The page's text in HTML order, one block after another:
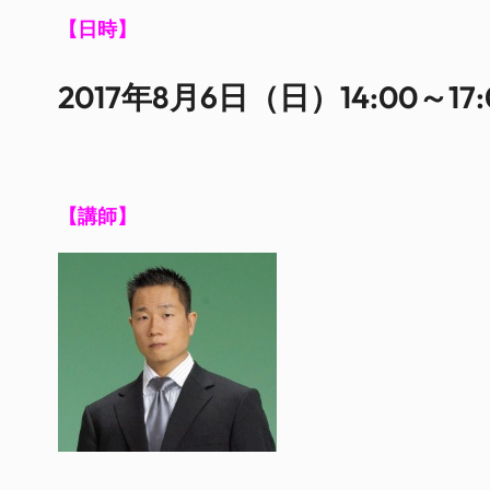
【日時】
2017年8月6日（日）14:00～
【講師】